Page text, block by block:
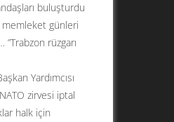
buluşturdu
memleket günleri
rüzgarı
Yardımcısı
zirvesi iptal
halk için